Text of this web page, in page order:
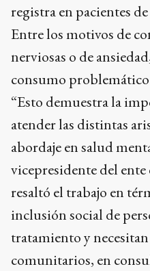
registra en pacientes
Entre los motivos de
nerviosas o de
consumo
“Esto demuestra la
atender las distintas
abordaje en salud
vicepresidente del
resaltó el trabajo en
inclusión social de
tratamiento y
comunitarios, en